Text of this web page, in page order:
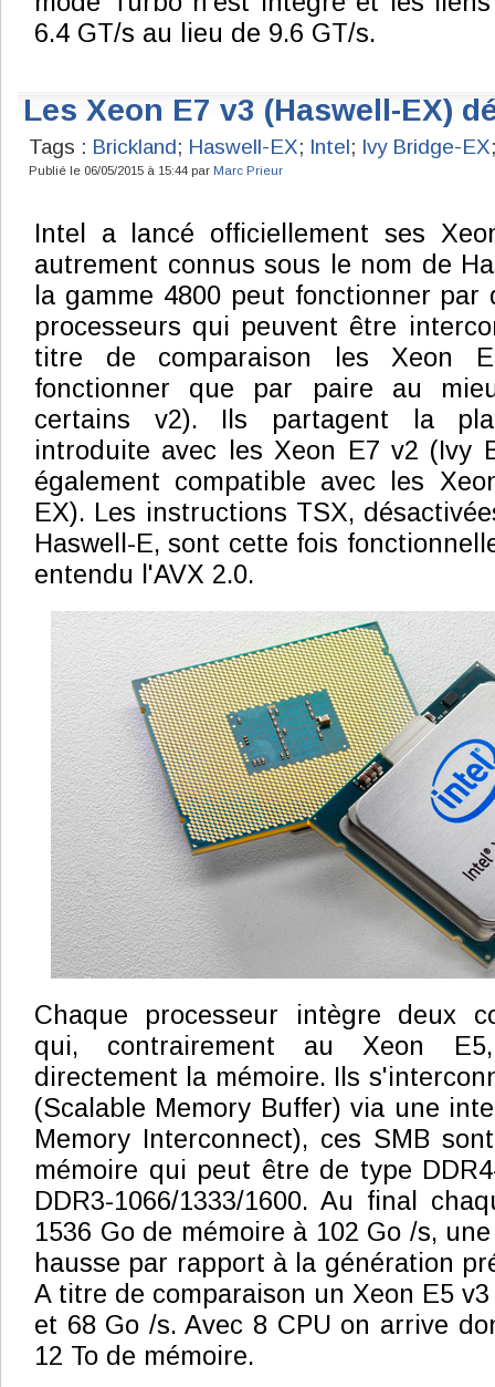
6.4 GT/s au lieu de 9.6 GT/s.
Les Xeon E7 v3 (Haswell-EX)
Tags : Brickland; Haswell-EX; Intel; Ivy Bridge-EX
Publié le 06/05/2015 à 15:44 par Marc Prieur
Intel a lancé officiellement ses
autrement connus sous le nom de
la gamme 4800 peut fonctionner
processeurs qui peuvent être
titre de comparaison les Xeon
fonctionner que par paire au
certains v2). Ils partagent la
introduite avec les Xeon E7 v2 (Ivy
également compatible avec les
EX). Les instructions TSX,
Haswell-E, sont cette fois
entendu l'AVX 2.0.
Chaque processeur intègre deux
qui, contrairement au Xeon
directement la mémoire. Ils
(Scalable Memory Buffer) via une
Memory Interconnect), ces SMB
mémoire qui peut être de type
DDR3-1066/1333/1600. Au final
1536 Go de mémoire à 102 Go /s,
hausse par rapport à la génération
A titre de comparaison un Xeon E5
et 68 Go /s. Avec 8 CPU on arrive
12 To de mémoire.